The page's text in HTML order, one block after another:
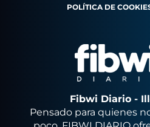
POLÍTICA DE
Fibwi Diario -
Pensado para quienes